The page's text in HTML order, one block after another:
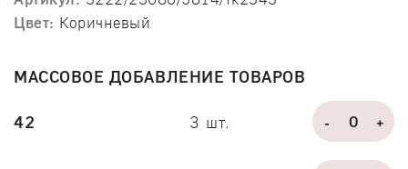
Цвет: Коричневый
МАССОВОЕ ДОБАВЛЕНИЕ ТОВАРОВ
42 3 шт. - +